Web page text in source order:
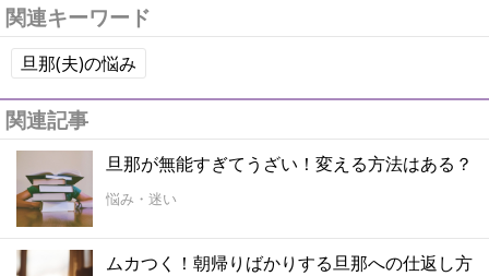
関連キーワード
旦那(夫)の悩み
関連記事
旦那が無能すぎてうざい！変える方法はある？
悩み・迷い
ムカつく！朝帰りばかりする旦那への仕返し方